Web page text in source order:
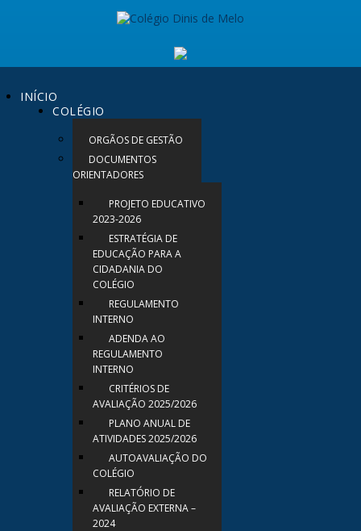
INÍCIO
COLÉGIO
ORGÃOS DE GESTÃO
DOCUMENTOS
ORIENTADORES
PROJETO EDUCATIVO
2023-2026
ESTRATÉGIA DE
EDUCAÇÃO PARA A
CIDADANIA DO
COLÉGIO
REGULAMENTO
INTERNO
ADENDA AO
REGULAMENTO
INTERNO
CRITÉRIOS DE
AVALIAÇÃO 2025/2026
PLANO ANUAL DE
ATIVIDADES 2025/2026
AUTOAVALIAÇÃO DO
COLÉGIO
RELATÓRIO DE
AVALIAÇÃO EXTERNA –
2024